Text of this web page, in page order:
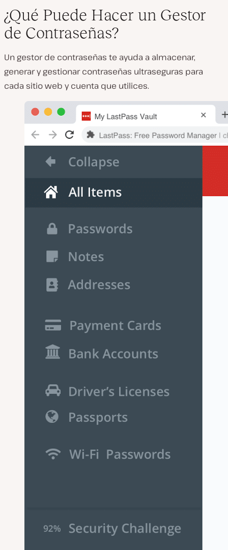
¿Qué Puede Hacer un Gestor
de Contraseñas?
Un gestor de contraseñas te ayuda a almacenar,
generar y gestionar contraseñas ultraseguras para
cada sitio web y cuenta que utilices.